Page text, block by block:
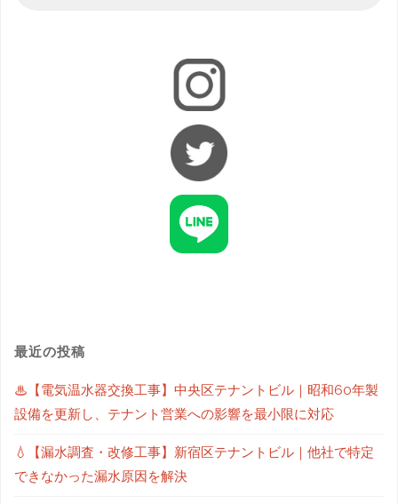
最近の投稿
♨【電気温水器交換工事】中央区テナントビル｜昭和60年製
設備を更新し、テナント営業への影響を最小限に対応
💧【漏水調査・改修工事】新宿区テナントビル｜他社で特定
できなかった漏水原因を解決